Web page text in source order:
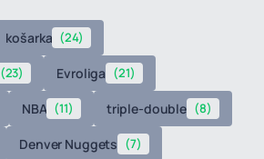
košarka (24)
(23) Evroliga (21)
NBA (11) triple-double (8)
Denver Nuggets (7)